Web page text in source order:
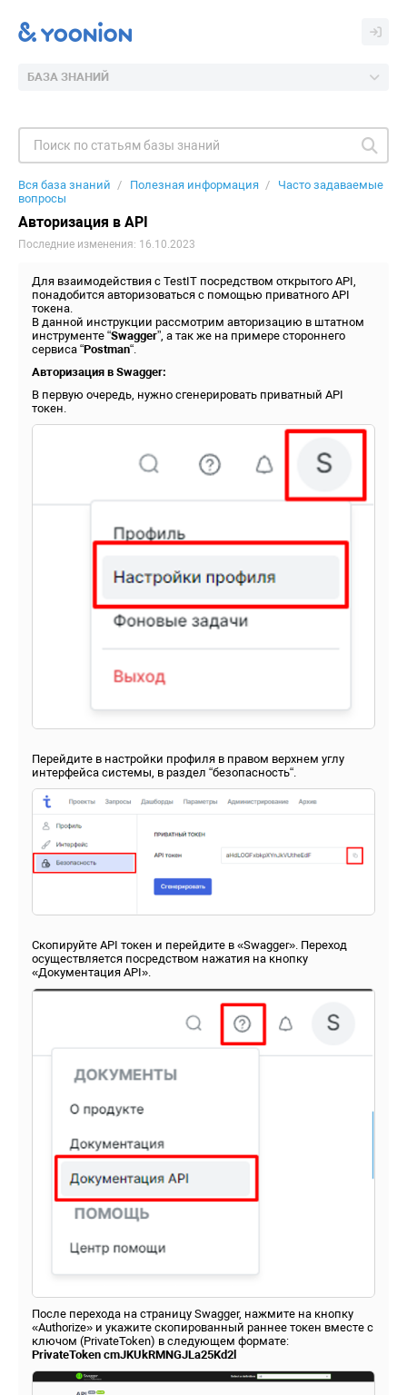
БАЗА ЗНАНИЙ
Вся база знаний Полезная информация
Часто задаваемые
вопросы
Авторизация в API
Последние изменения: 16.10.2023
Для взаимодействия с TestIT посредством открытого API,
понадобится авторизоваться с помощью приватного API
токена.
В данной инструкции рассмотрим авторизацию в штатном
инструменте “Swagger”, а так же на примере стороннего
сервиса “Postman“.
Авторизация в Swagger:
В первую очередь, нужно сгенерировать приватный API
токен.
Перейдите в настройки профиля в правом верхнем углу
интерфейса системы, в раздел “безопасность“.
Скопируйте API токен и перейдите в «Swagger». Переход
осуществляется посредством нажатия на кнопку
«Документация API».
После перехода на страницу Swagger, нажмите на кнопку
«Authorize» и укажите скопированный раннее токен вместе с
ключом (PrivateToken) в следующем формате:
PrivateToken cmJKUkRMNGJLa25Kd2l